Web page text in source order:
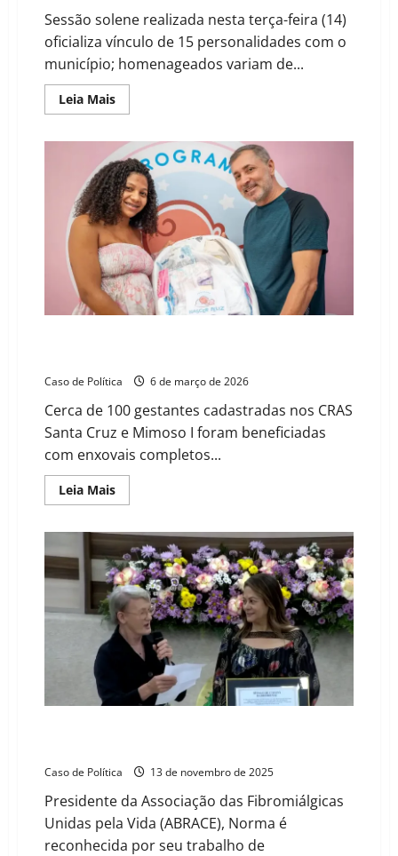
Sessão solene realizada nesta terça-feira (14)
oficializa vínculo de 15 personalidades com o
município; homenageados variam de...
Leia MaisRead
more
ganha
novos
“filhos”:
Câmara
outorga
títulos
de
cidadania
em
noite
de
forte
emoção
e
Caso de Política 6 de março de 2026
Cerca de 100 gestantes cadastradas nos CRAS
Santa Cruz e Mimoso I foram beneficiadas
com enxovais completos...
Leia MaisRead
more
recebem
kits
do
Programa
“Nascer
Feliz”
em
Luís
Eduardo
Magalhães
Caso de Política 13 de novembro de 2025
Presidente da Associação das Fibromiálgicas
Unidas pela Vida (ABRACE), Norma é
reconhecida por seu trabalho de